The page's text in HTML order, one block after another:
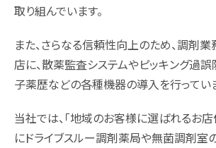
取り組んでいます。
また、さらなる信頼性向上のため、調剤
店に、散薬監査システムやピッキング過誤
子薬歴などの各種機器の導入を行ってい
当社では、「地域のお客様に選ばれるお店
にドライブスルー調剤薬局や無菌調剤室